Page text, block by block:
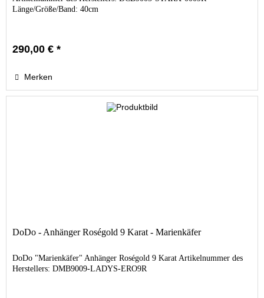
Länge/Größe/Band: 40cm
290,00 € *
Merken
DoDo - Anhänger Roségold 9 Karat - Marienkäfer
DoDo "Marienkäfer" Anhänger Roségold 9 Karat Artikelnummer des
Herstellers: DMB9009-LADYS-ERO9R